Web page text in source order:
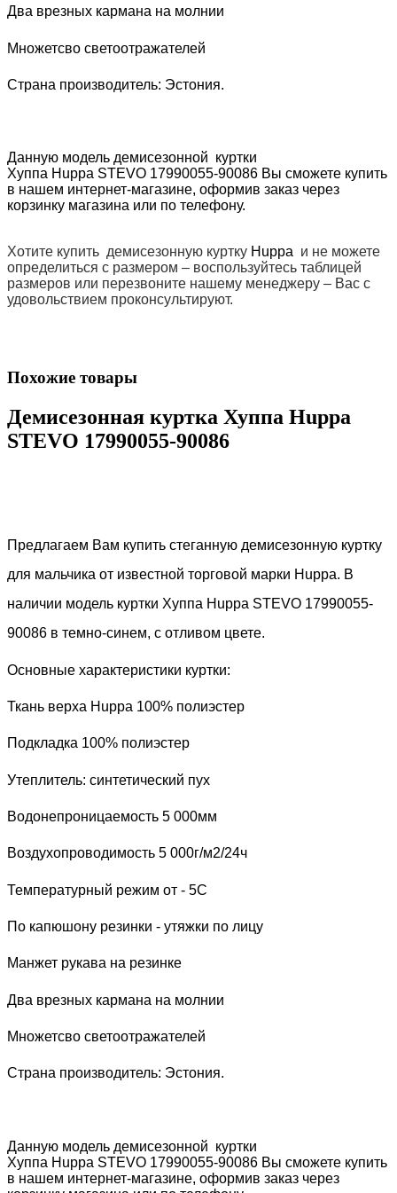
Два врезных кармана на молнии
Множетсво светоотражателей
Страна производитель: Эстония.
Данную модель демисезонной куртки
Хуппа H uppa STEVO 17990055-90086 Вы сможете купить
в нашем интернет-магазине, оформив заказ через
корзинку магазина или по телефону.
Хотите купить демисезонную куртку Huppa и не можете
определиться с размером – воспользуйтесь таблицей
размеров или перезвоните нашему менеджеру – Вас с
удовольствием проконсультируют.
Похожие товары
Демисезонная куртка Хуппа Huppa
STEVO 17990055-90086
Предлагаем Вам купить стеганную демисезонную куртку
для мальчика от известной торговой марки Huppa. В
наличии модель куртки Хуппа H uppa STEVO 17990055-
90086 в темно-синем, с отливом цвете.
Основные характеристики куртки:
Ткань верха Huppa 100% полиэстер
Подкладка 100% полиэстер
Утеплитель: синтетический пух
Водонепроницаемость 5 000мм
Воздухопроводимость 5 000г/м2/24ч
Температурный режим от - 5С
По капюшону резинки - утяжки по лицу
Манжет рукава на резинке
Два врезных кармана на молнии
Множетсво светоотражателей
Страна производитель: Эстония.
Данную модель демисезонной куртки
Хуппа H uppa STEVO 17990055-90086 Вы сможете купить
в нашем интернет-магазине, оформив заказ через